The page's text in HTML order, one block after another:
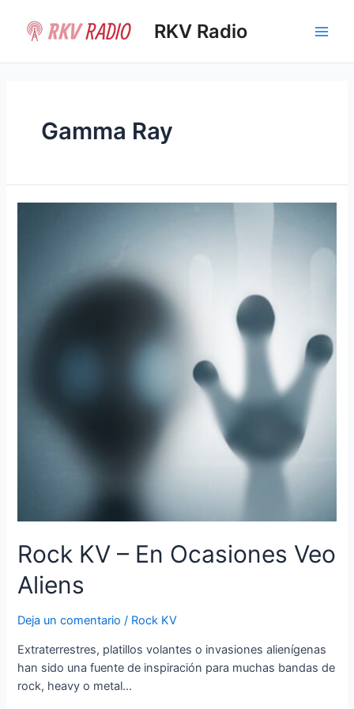
contenido
RKV Radio
Gamma Ray
Rock KV – En Ocasiones Veo
Aliens
Deja un comentario / Rock KV
Extraterrestres, platillos volantes o invasiones alienígenas
han sido una fuente de inspiración para muchas bandas de
rock, heavy o metal…